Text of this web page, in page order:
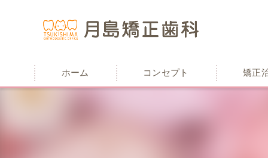
ホーム コンセプト 矯正